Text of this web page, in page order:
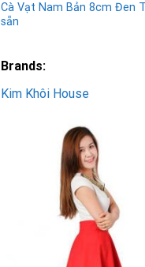
Cà Vạt Nam Bản 8cm Đen
sẵn
Brands:
Kim Khôi House